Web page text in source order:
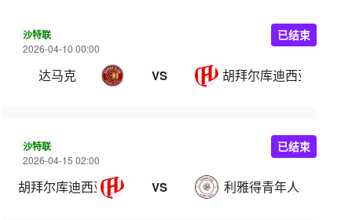
沙特联
2026-04-10 00:00
达马克 VS 胡拜尔库迪西亚
已结束
沙特联
2026-04-15 02:00
胡拜尔库迪西亚 VS 利雅得青年人
已结束